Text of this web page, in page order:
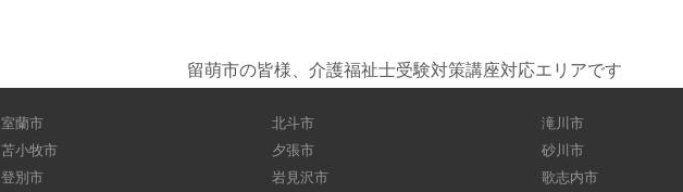
留萌市の皆様、介護福祉士受験対策講座対応エリアです
室蘭市
苫小牧市
登別市
北斗市
夕張市
岩見沢市
滝川市
砂川市
歌志内市